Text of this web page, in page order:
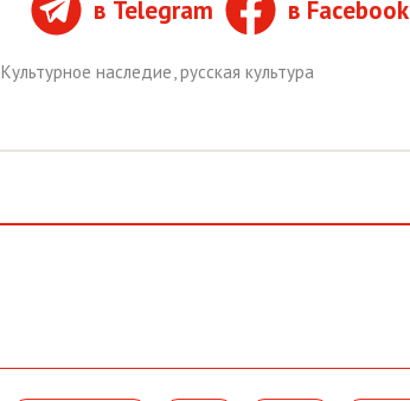
в Telegram в Facebook
Культурное наследие,русская культура